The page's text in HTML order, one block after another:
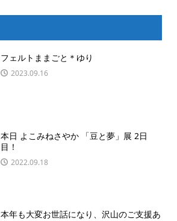
フェルトままごと＊ゆり
2023.09.16
本日 よこみねさやか 「豆と夢」展 2日
目！
2022.09.18
本年も大変お世話になり、沢山のご支援あ